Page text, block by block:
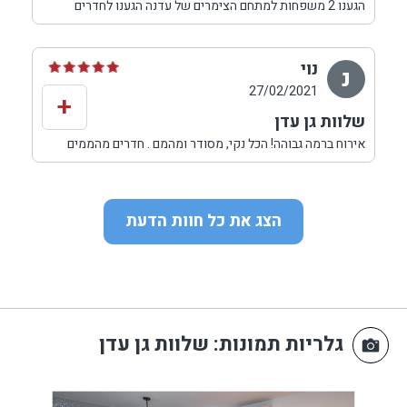
הגענו 2 משפחות למתחם הצימרים של עדנה הגענו לחדרים
מבריקים בריכה גדולה וגקוזי ענק מתחם מפנק וגדול חדרים
מעוצבים בטוב טעם ובעלת המתחם אישה נהדרת שפינקה
אותנו בחלות לכבוד שבת
נהננו מאד
תודה רבה
נ נוי
27/02/2021
שלוות גן עדן
אירוח ברמה גבוהה! הכל נקי, מסודר ומהמם . חדרים מהממים
בריכה מחוממת ומקורה. בעלת המקום מקסימה שירות
+
הצג את כל חוות הדעת
גלריות תמונות: שלוות גן עדן